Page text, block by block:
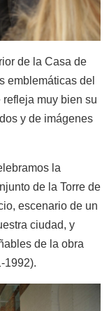
de la Casa de
emblemáticas del
muy bien su
y de imágenes
la
de la Torre de
escenario de un
ciudad, y
de la obra
1992).